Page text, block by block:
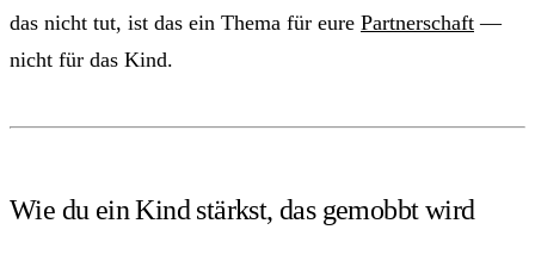
das nicht tut, ist das ein Thema für eure Partnerschaft —
nicht für das Kind.
Wie du ein Kind stärkst, das gemobbt wird